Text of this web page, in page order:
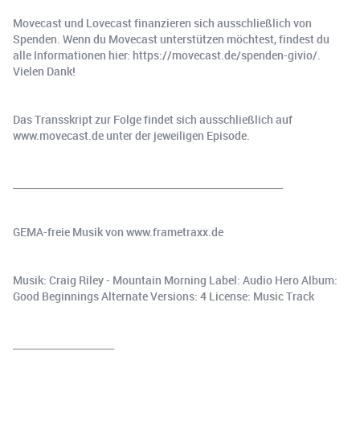
Movecast und Lovecast finanzieren sich ausschließlich von
Spenden. Wenn du Movecast unterstützen möchtest, findest du
alle Informationen hier: https://movecast.de/spenden-givio/.
Vielen Dank!
Das Transskript zur Folge findet sich ausschließlich auf
www.movecast.de unter der jeweiligen Episode.
GEMA-freie Musik von www.frametraxx.de
Musik: Craig Riley - Mountain Morning Label: Audio Hero Album:
Good Beginnings Alternate Versions: 4 License: Music Track